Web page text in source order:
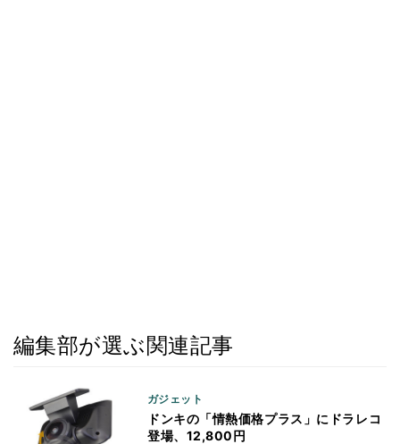
編集部が選ぶ関連記事
ガジェット
ドンキの「情熱価格プラス」にドラレコ
登場、12,800円